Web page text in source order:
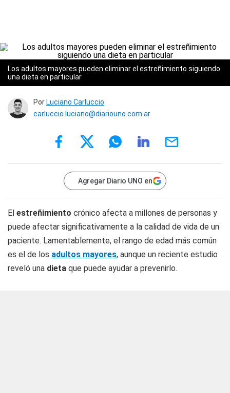
Los adultos mayores pueden eliminar el estreñimiento siguiendo
una dieta en particular
Por Luciano Carluccio
carluccio.luciano@diariouno.com.ar
Agregar Diario UNO en
El estreñimiento crónico afecta a millones de personas y
puede afectar significativamente a la calidad de vida de un
paciente. Lamentablemente, el rango de edad más común
es el de los adultos mayores, aunque un reciente estudio
reveló una dieta que puede ayudar a prevenirlo.